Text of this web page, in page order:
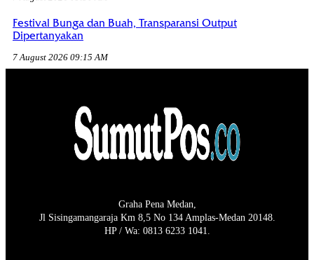
Festival Bunga dan Buah, Transparansi Output
Dipertanyakan
7 August 2026 09:15 AM
Graha Pena Medan,
Jl Sisingamangaraja Km 8,5 No 134 Amplas-Medan 20148.
HP / Wa: 0813 6233 1041.